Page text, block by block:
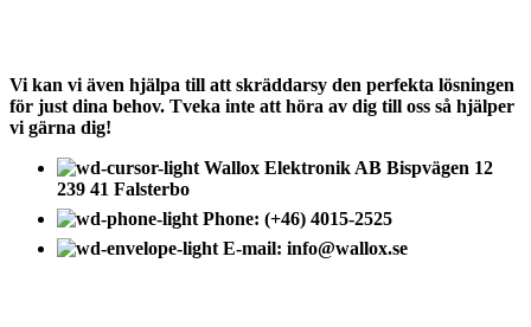
Vi kan vi även hjälpa till att skräddarsy den perfekta lösningen
för just dina behov. Tveka inte att höra av dig till oss så hjälper
vi gärna dig!
Wallox Elektronik AB Bispvägen 12
239 41 Falsterbo
Phone: (+46) 4015-2525
E-mail: info@wallox.se